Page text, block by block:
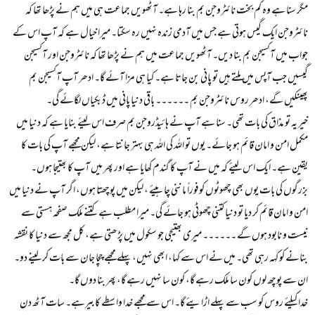
مگر سنا ہے وہ کم بخت نائٹروجن بم بنا رہا ہے۔ آٹھویں جماعت ہی میں ہم نے پڑھا تھا کہ
نائٹروجن ایک گیس ہوتی ہے جس میں آدمی زندہ نہیں رہ سکتا۔ میرا خیال ہے کہ آپ اس کے
جواب میں آکسیجن بم بنا دیں۔ آٹھویں جماعت میں ہم نے پڑھا تھا کہ نائٹروجن اور آکسیجن
گیسیں جب آپس میں ملتے ہیں تو پانی بن جاتا ہے۔ کیا ہی مزا آئے گا۔ ادھر آپ آکسیجن بم
پھینکیں گے، ادھر روس نائٹروجن بم ۔۔۔۔۔۔ باقی دنیا پانی میں ڈبکیاں لگائے گی۔
خیر یہ تو مذاق کی بات تھی۔ سنا ہے آپ نے ہائیڈروجن بم صرف اس لیئے بنایا ہے کہ دنیا میں
مکمل امن و امان قائم ہو جائے۔ یوں تو اللہ کی اللہ ہی بہتر جانتا ہے، لیکن مجھے آپ کی بات کا
یقین ہے۔ ایک اس لیئے کہ میں نے آپ کا گندم کھایا ہے اور پھر میں آپ کا بھتیجا ہوں۔
بزرگوں کی بات یوں بھی چھوٹوں کوفوراً ماننی چا ہیئے ، لیکن میں پوچھتا ہوں، اگر آپ نے دنیا میں
امن و امان قائم کر دیا تو دنیا کتنی چھوٹی ہو جائے گی۔ میرا مطلب ہے کتنے ملک صفحہ ہستی سے
نیست و نابود ہوں گے ۔۔۔۔۔۔ میری بھتیجی جو سکول میں پڑھتی ہے، کل مجھ سے دنیا کا نقشہ
بنانے کو کہہ رہی تھی۔ میں نے اس سے کہا، ابھی نہیں، پہلے مجھے چچا جان سے بات کر لینے دو۔
ان سے پوچھ لوں کون سا ملک رہے گا، کون سا نہیں رہے گا، پھر بنا دوں گا۔
خدا کیلئے روس کو سب سے پہلے اڑایئے گا۔ اس سے مجھے خدا واسطے کابیرہے۔ سات آٹھ دن